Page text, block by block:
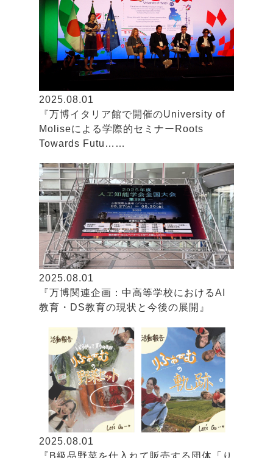
2025.08.01
『万博イタリア館で開催のUniversity of
Moliseによる学際的セミナーRoots
Towards Futu……
2025.08.01
『万博関連企画：中高等学校におけるAI
教育・DS教育の現状と今後の展開』
2025.08.01
『B級品野菜を仕入れて販売する団体「り